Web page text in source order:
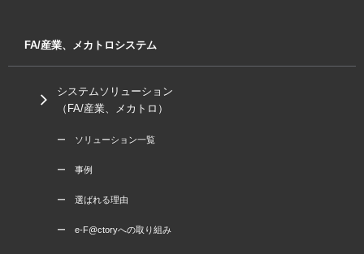
FA/産業、メカトロシステム
システムソリューション
（FA/産業、メカトロ）
ー ソリューション一覧
ー 事例
ー 選ばれる理由
ー e-F@ctoryへの取り組み